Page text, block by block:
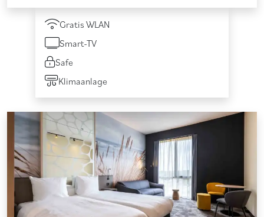
Gratis WLAN
Smart-TV
Safe
Klimaanlage